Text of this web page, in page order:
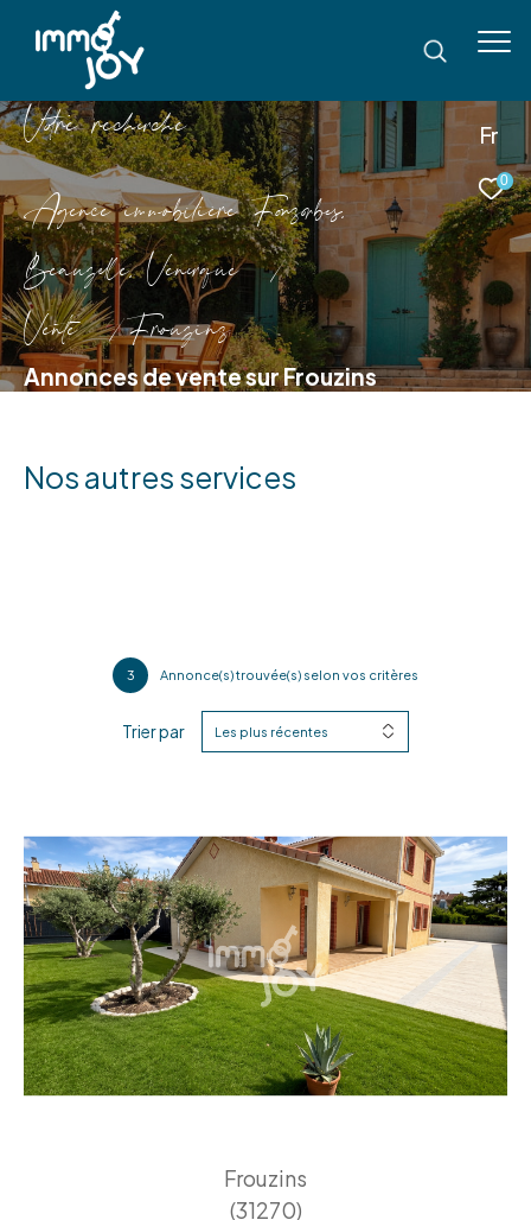
Fr
0
Vore recece
Agence immobilière Fonsorbes,
Beauzelle, Venerque
Vente
Frouzins
Annonces de vente sur Frouzins
Nos autres services
3 Annonce(s) trouvée(s) selon vos critères
Trier par Les plus récentes
Frouzins
(31270)